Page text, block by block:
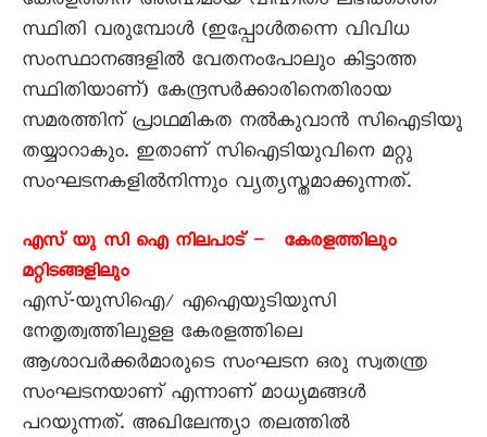
സ്ഥിതി വരുമ്പോൾ (ഇപ്പോൾതന്നെ വിവിധ
സംസ്ഥാനങ്ങളിൽ വേതനംപോലും കിട്ടാത്ത
സ്ഥിതിയാണ്) കേന്ദ്രസർക്കാരിനെതിരായ
സമരത്തിന് പ്രാഥമികത നൽകുവാൻ സിഐടിയു
തയ്യാറാകും. ഇതാണ് സിഐടിയുവിനെ മറ്റു
സംഘടനകളിൽനിന്നും വ്യത്യസ്തമാക്കുന്നത്.
എസ് യു സി ഐ നിലപാട് – കേരളത്തിലും
മറ്റിടങ്ങളിലും
എസ്-യുസിഐ/ എഐയുടിയുസി
നേതൃത്വത്തിലുളള കേരളത്തിലെ
ആശാവർക്കർമാരുടെ സംഘടന ഒരു സ്വതന്ത്ര
സംഘടനയാണ് എന്നാണ് മാധ്യമങ്ങൾ
പറയുന്നത്. അഖിലേന്ത്യാ തലത്തിൽ